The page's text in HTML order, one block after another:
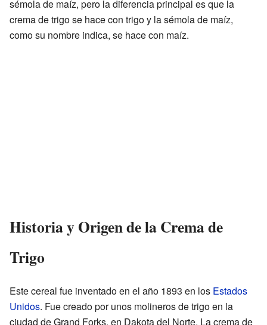
sémola de maíz, pero la diferencia principal es que la
crema de trigo se hace con trigo y la sémola de maíz,
como su nombre indica, se hace con maíz.
Historia y Origen de la Crema de
Trigo
Este cereal fue inventado en el año 1893 en los Estados
Unidos. Fue creado por unos molineros de trigo en la
ciudad de Grand Forks, en Dakota del Norte. La crema de